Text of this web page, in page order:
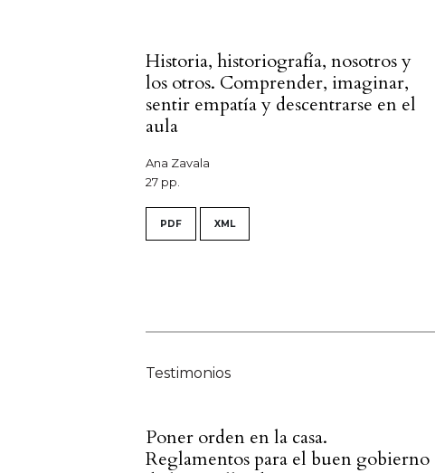
Historia, historiografía, nosotros y
los otros. Comprender, imaginar,
sentir empatía y descentrarse en el
aula
Ana Zavala
27 pp.
PDF XML
Testimonios
Poner orden en la casa.
Reglamentos para el buen gobierno